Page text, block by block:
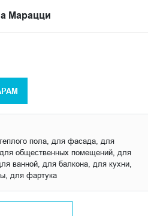
Марацци
пола, для фасада, для
общественных помещений, для
ванной, для балкона, для кухни,
для фартука